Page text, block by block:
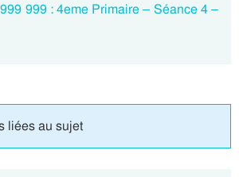
999 : 4eme Primaire – Séance 4 –
liées au sujet